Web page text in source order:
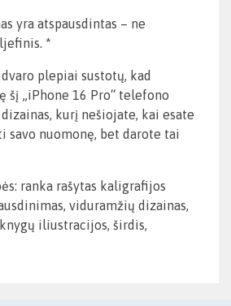
yra atspausdintas – ne
*
plepiai sustotų, kad
šį „iPhone 16 Pro“ telefono
kurį nešiojate, kai esate
savo nuomonę, bet darote tai
ranka rašytas kaligrafijos
viduramžių dizainas,
iliustracijos, širdis,